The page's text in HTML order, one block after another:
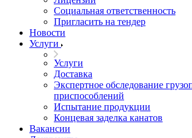
Социальная ответственность
Пригласить на тендер
Новости
Услуги
Услуги
Доставка
Экспертное обследование
приспособлений
Испытание продукции
Концевая заделка канатов
Вакансии